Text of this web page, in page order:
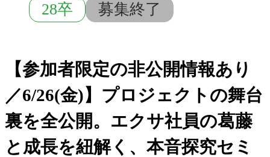
28卒 募集終了
【参加者限定の非公開情報あり
／6/26(金)】プロジェクトの舞台
裏を全公開。エクサ社員の葛藤
と成長を紐解く、本音探究セミ